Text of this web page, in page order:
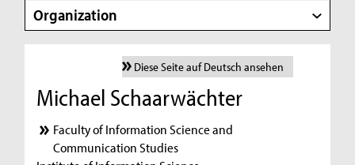
Organization
Diese Seite auf Deutsch ansehen
Michael Schaarwächter
Faculty of Information Science and
Communication Studies